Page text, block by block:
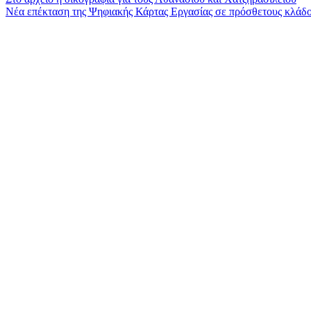
άρθρων
Νέα επέκταση της Ψηφιακής Κάρτας Εργασίας σε πρόσθετους